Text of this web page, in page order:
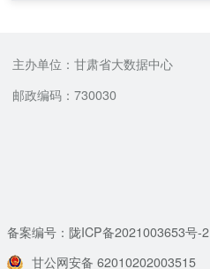
主办单位：甘肃省大数据中心
邮政编码：730030
备案编号：陇ICP备2021003653号-2
甘公网安备 62010202003515